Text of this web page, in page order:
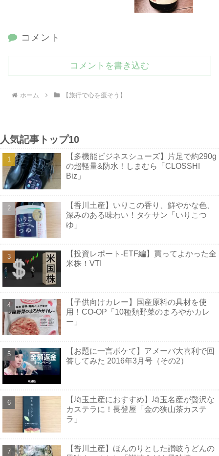
コメント
コメントを書き込む
ホーム 【旅行で心を癒そう】
人気記事トップ10
【多機能ビジネスシューズ】片足で約290g
の超軽量&防水！しまむら「CLOSSHI
Biz」
【香川土産】いりこの香り、鮮やかな色、
深みのある味わい！タケサン「いりこつ
ゆ」
【投資レポート-ETF編】買ってよかった全
米株！VTI
【子供向けカレー】国産原料の具材を使
用！CO-OP「10種類野菜のまろやかカレ
ー」
【お題に一言ボケて】アメーバ大喜利で回
答してみた 2016年3月号（その2）
【埼玉土産におすすめ】埼玉名産が贅沢な
カステラに！長登屋「金の狭山茶カステ
ラ」
【香川土産】ほんのりとした讃岐うどんの